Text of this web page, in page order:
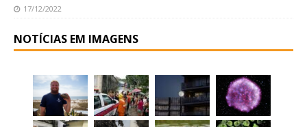
17/12/2022
NOTÍCIAS EM IMAGENS